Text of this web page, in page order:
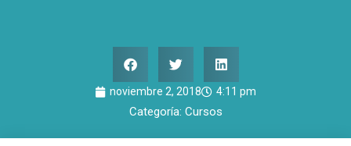
noviembre 2, 2018 4:11 pm
Categoría: Cursos